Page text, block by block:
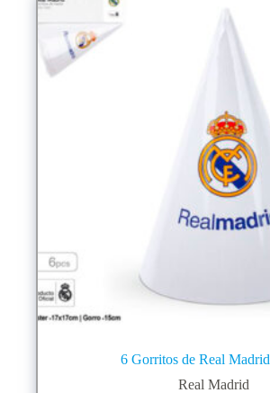
6 Gorritos de Real Madrid
Real Madrid